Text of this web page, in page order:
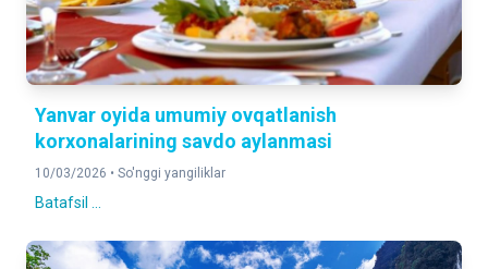
Yanvar oyida umumiy ovqatlanish
korxonalarining savdo aylanmasi
10/03/2026 • So'nggi yangiliklar
Batafsil ...